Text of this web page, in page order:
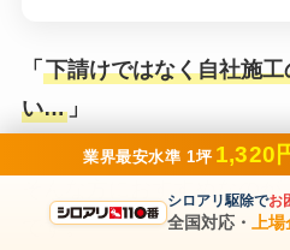
「 下請けではなく自社施
い…」
そんな方におすすめなの
です。
業界最安水準 1坪 1,320
シロアリ駆除でお
全国対応・ 上場